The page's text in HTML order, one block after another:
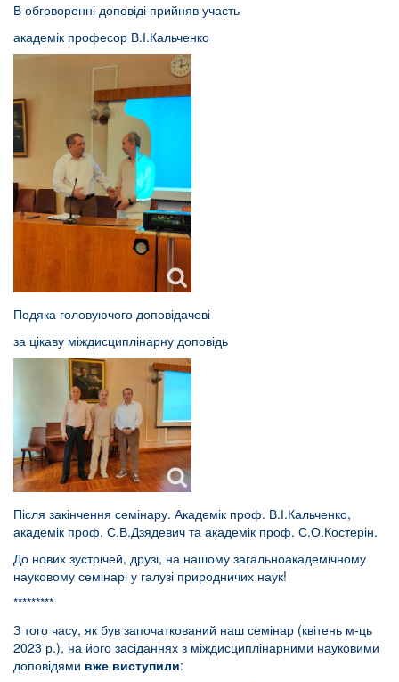
В обговоренні доповіді прийняв участь
академік професор В.І.Кальченко
Подяка головуючого доповідачеві
за цікаву міждисциплінарну доповідь
Після закінчення семінару. Академік проф. В.І.Кальченко,
академік проф. С.В.Дзядевич та академік проф. С.О.Костерін.
До нових зустрічей, друзі, на нашому загальноакадемічному
науковому семінарі у галузі природничих наук!
*********
З того часу, як був започаткований наш семінар (квітень м-ць
2023 р.), на його засіданнях з міждисциплінарними науковими
доповідями вже виступили: